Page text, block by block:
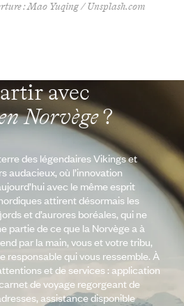
: Mao Yuqing / Unsplash.com
avec
Norvège?
des légendaires Vikings et
audacieux, où l’innovation
avec le même esprit
attirent désormais les
et d’aurores boréales, qui ne
partie de ce que la Norvège a à
par la main, vous et votre tribu,
responsable qui vous ressemble. À
et de services : application
de voyage regorgeant de
assistance disponible